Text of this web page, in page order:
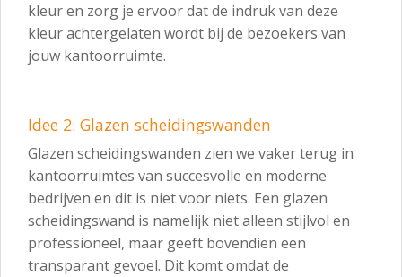
kleur en zorg je ervoor dat de indruk van deze
kleur achtergelaten wordt bij de bezoekers van
jouw kantoorruimte.
Idee 2: Glazen scheidingswanden
Glazen scheidingswanden zien we vaker terug in
kantoorruimtes van succesvolle en moderne
bedrijven en dit is niet voor niets. Een glazen
scheidingswand is namelijk niet alleen stijlvol en
professioneel, maar geeft bovendien een
transparant gevoel. Dit komt omdat de